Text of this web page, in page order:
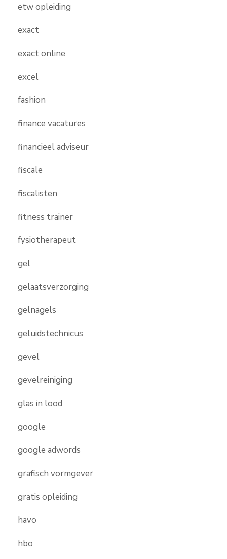
etw opleiding
exact
exact online
excel
fashion
finance vacatures
financieel adviseur
fiscale
fiscalisten
fitness trainer
fysiotherapeut
gel
gelaatsverzorging
gelnagels
geluidstechnicus
gevel
gevelreiniging
glas in lood
google
google adwords
grafisch vormgever
gratis opleiding
havo
hbo